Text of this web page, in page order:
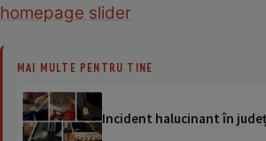
homepage slider
MAI MULTE PENTRU TINE
Incident halucinant în